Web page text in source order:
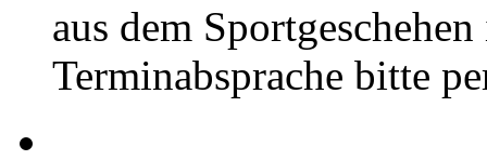
aus dem
Terminabsprache bitte